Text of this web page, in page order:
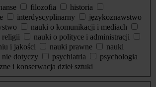
filozofia
historia
interdyscyplinarny
językoznawstwo
nauki o komunikacji i mediach
religii
nauki o polityce i administracji
i jakości
nauki prawne
nauki
nie dotyczy psychiatria
psychologia
i konserwacja dzieł sztuki